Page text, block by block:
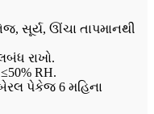
સૂર્ય, ઊંચા તાપમાનથી
રાખો.
RH.
પેકેજ 6 મહિના